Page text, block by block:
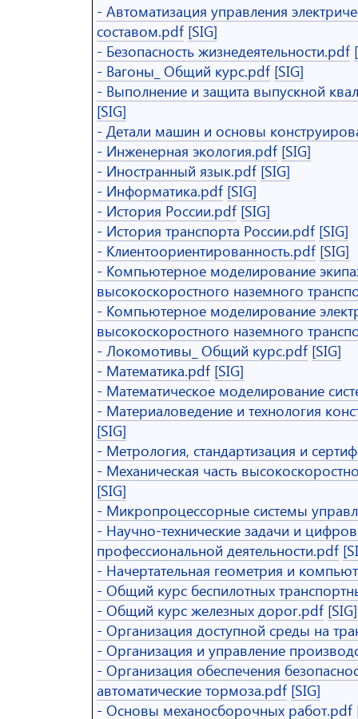
- Автоматизация управления
составом.pdf [SIG]
- Безопасность жизнедеятельности.pdf
- Вагоны_ Общий курс.pdf [SIG]
- Выполнение и защита выпускной
[SIG]
- Детали машин и основы
- Инженерная экология.pdf [SIG]
- Иностранный язык.pdf [SIG]
- Информатика.pdf [SIG]
- История России.pdf [SIG]
- История транспорта России.pdf [SIG]
- Клиентоориентированность.pdf [SIG]
- Компьютерное моделирование
высокоскоростного наземного
- Компьютерное моделирование
высокоскоростного наземного
- Локомотивы_ Общий курс.pdf [SIG]
- Математика.pdf [SIG]
- Математическое моделирование
- Материаловедение и технология
[SIG]
- Метрология, стандартизация и
- Механическая часть
[SIG]
- Микропроцессорные системы
- Научно-технические задачи и
профессиональной деятельности.pdf
- Начертательная геометрия и
- Общий курс беспилотных
- Общий курс железных дорог.pdf [SIG]
- Организация доступной среды на
- Организация и управление
- Организация обеспечения
автоматические тормоза.pdf [SIG]
- Основы механосборочных работ.pdf